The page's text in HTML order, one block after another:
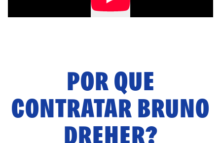
POR QUE
CONTRATARBRUNO
DREHER?